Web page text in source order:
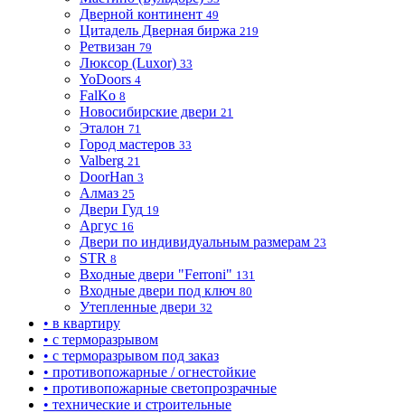
Дверной континент 49
Цитадель Дверная биржа 219
Ретвизан 79
Люксор (Luxor) 33
YoDoors 4
FalKo 8
Новосибирские двери 21
Эталон 71
Город мастеров 33
Valberg 21
DoorHan 3
Алмаз 25
Двери Гуд 19
Аргус 16
Двери по индивидуальным размерам 23
STR 8
Входные двери "Ferroni" 131
Входные двери под ключ 80
Утепленные двери 32
• в квартиру
• с терморазрывом
• с терморазрывом под заказ
• противопожарные / огнестойкие
• противопожарные светопрозрачные
• технические и строительные